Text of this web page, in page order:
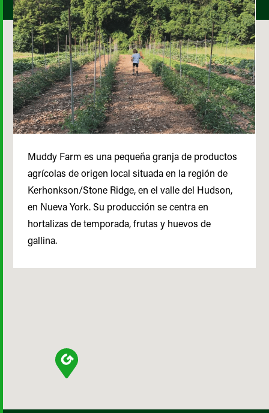
Muddy Farm es una pequeña granja de productos
agrícolas de origen local situada en la región de
Kerhonkson/Stone Ridge, en el valle del Hudson,
en Nueva York. Su producción se centra en
hortalizas de temporada, frutas y huevos de
gallina.